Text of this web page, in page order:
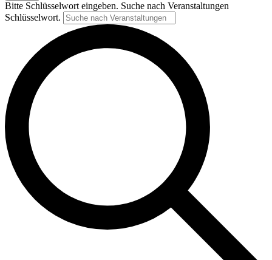
Bitte Schlüsselwort eingeben. Suche nach Veranstaltungen
Schlüsselwort.